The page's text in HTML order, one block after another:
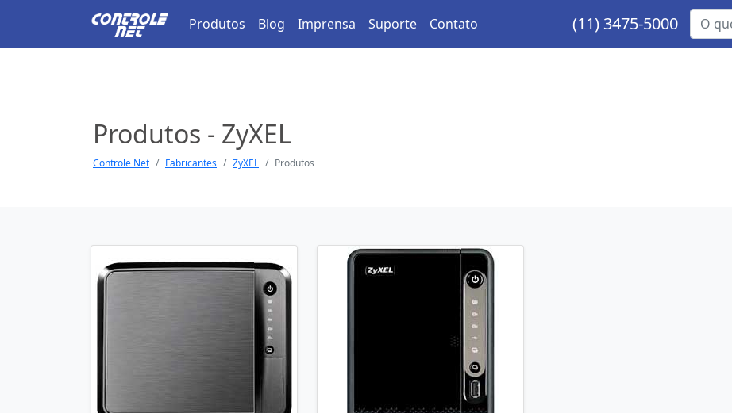
Produtos Blog Imprensa Suporte Contato (11) 3475-5000
Produtos - ZyXEL
Controle Net Fabricantes ZyXEL Produtos